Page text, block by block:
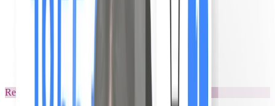
Statistiche di visualizzazione
Regole automatizzate